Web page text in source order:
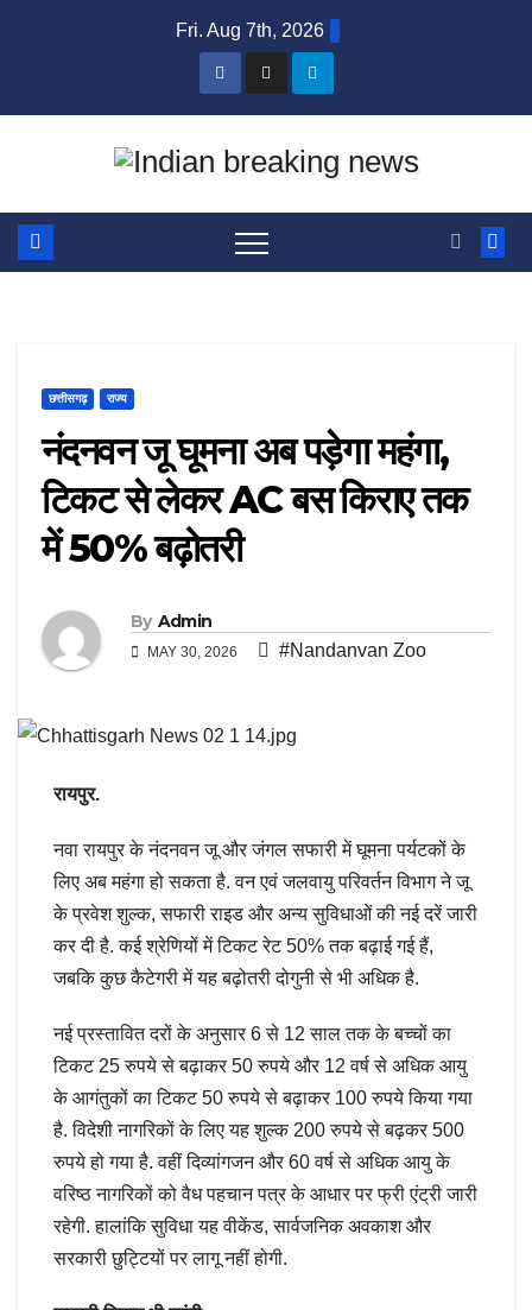
Fri. Aug 7th, 2026
छत्तीसगढ़ राज्य
नंदनवन जू घूमना अब पड़ेगा महंगा,
टिकट से लेकर AC बस किराए तक
में 50% बढ़ोतरी
By Admin
MAY 30, 2026 #Nandanvan Zoo
रायपुर.
नवा रायपुर के नंदनवन जू और जंगल सफारी में घूमना पर्यटकों के
लिए अब महंगा हो सकता है. वन एवं जलवायु परिवर्तन विभाग ने जू
के प्रवेश शुल्क, सफारी राइड और अन्य सुविधाओं की नई दरें जारी
कर दी है. कई श्रेणियों में टिकट रेट 50% तक बढ़ाई गई हैं,
जबकि कुछ कैटेगरी में यह बढ़ोतरी दोगुनी से भी अधिक है.
नई प्रस्तावित दरों के अनुसार 6 से 12 साल तक के बच्चों का
टिकट 25 रुपये से बढ़ाकर 50 रुपये और 12 वर्ष से अधिक आयु
के आगंतुकों का टिकट 50 रुपये से बढ़ाकर 100 रुपये किया गया
है. विदेशी नागरिकों के लिए यह शुल्क 200 रुपये से बढ़कर 500
रुपये हो गया है. वहीं दिव्यांगजन और 60 वर्ष से अधिक आयु के
वरिष्ठ नागरिकों को वैध पहचान पत्र के आधार पर फ्री एंट्री जारी
रहेगी. हालांकि सुविधा यह वीकेंड, सार्वजनिक अवकाश और
सरकारी छुट्टियों पर लागू नहीं होगी.